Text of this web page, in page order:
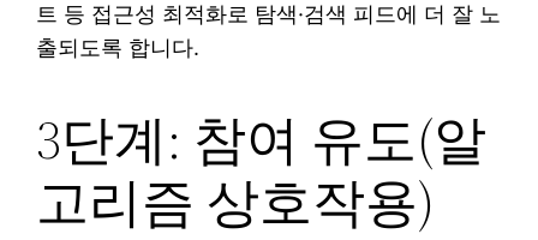
트 등 접근성 최적화로 탐색·검색 피드에 더 잘 노
출되도록 합니다.
3단계: 참여 유도(알
고리즘 상호작용)